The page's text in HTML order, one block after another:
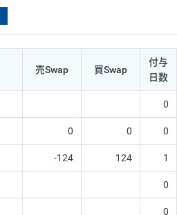
売Swap 買Swap
付与
日数
0
0 0 0
-124 124 1
0
0